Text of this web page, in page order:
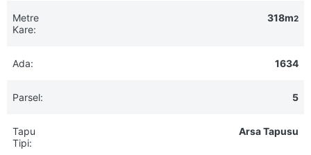
Metre
Kare:
318m2
Ada: 1634
Parsel: 5
Tapu
Tipi:
Arsa Tapusu